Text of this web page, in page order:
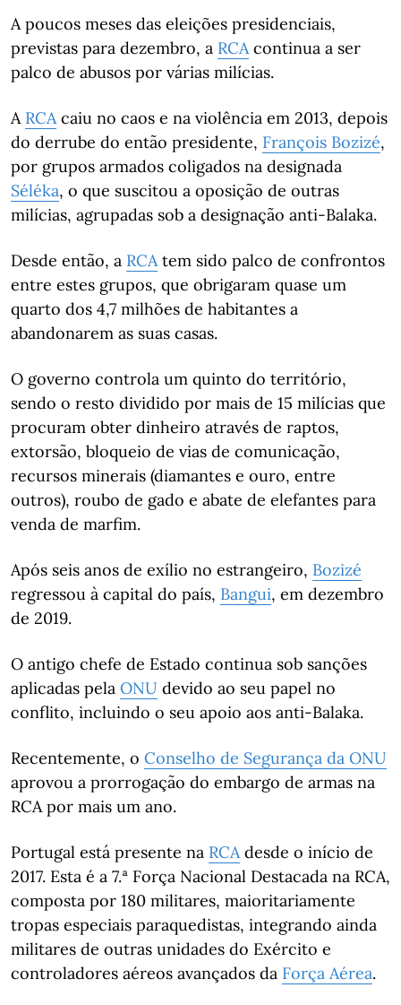
A poucos meses das eleições presidenciais,
previstas para dezembro, a RCAcontinua a ser
palco de abusos por várias milícias.
A RCAcaiu no caos e na violência em 2013, depois
do derrube do então presidente, François Bozizé,
por grupos armados coligados na designada
Séléka, o que suscitou a oposição de outras
milícias, agrupadas sob a designação anti-Balaka.
Desde então, a RCAtem sido palco de confrontos
entre estes grupos, que obrigaram quase um
quarto dos 4,7 milhões de habitantes a
abandonarem as suas casas.
O governo controla um quinto do território,
sendo o resto dividido por mais de 15 milícias que
procuram obter dinheiro através de raptos,
extorsão, bloqueio de vias de comunicação,
recursos minerais (diamantes e ouro, entre
outros), roubo de gado e abate de elefantes para
venda de marfim.
Após seis anos de exílio no estrangeiro, Bozizé
regressou à capital do país, Bangui, em dezembro
de 2019.
O antigo chefe de Estado continua sob sanções
aplicadas pela ONU devido ao seu papel no
conflito, incluindo o seu apoio aos anti-Balaka.
Recentemente, o Conselho de Segurança da ONU
aprovou a prorrogação do embargo de armas na
RCA por mais um ano.
Portugal está presente na RCAdesde o início de
2017. Esta é a 7.ª Força Nacional Destacada na RCA,
composta por 180 militares, maioritariamente
tropas especiais paraquedistas, integrando ainda
militares de outras unidades do Exército e
controladores aéreos avançados da Força Aérea.